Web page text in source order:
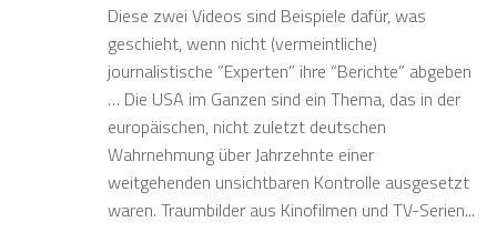
Diese zwei Videos sind Beispiele dafür, was
geschieht, wenn nicht (vermeintliche)
journalistische “Experten” ihre “Berichte” abgeben
… Die USA im Ganzen sind ein Thema, das in der
europäischen, nicht zuletzt deutschen
Wahrnehmung über Jahrzehnte einer
weitgehenden unsichtbaren Kontrolle ausgesetzt
waren. Traumbilder aus Kinofilmen und TV-Serien...